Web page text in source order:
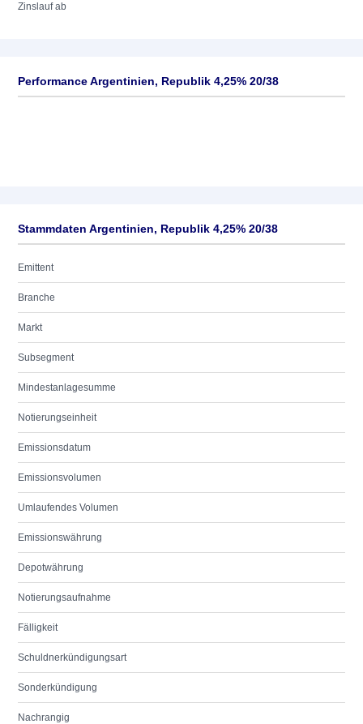
Zinslauf ab
Performance Argentinien, Republik 4,25% 20/38
Stammdaten Argentinien, Republik 4,25% 20/38
Emittent
Branche
Markt
Subsegment
Mindestanlagesumme
Notierungseinheit
Emissionsdatum
Emissionsvolumen
Umlaufendes Volumen
Emissionswährung
Depotwährung
Notierungsaufnahme
Fälligkeit
Schuldnerkündigungsart
Sonderkündigung
Nachrangig